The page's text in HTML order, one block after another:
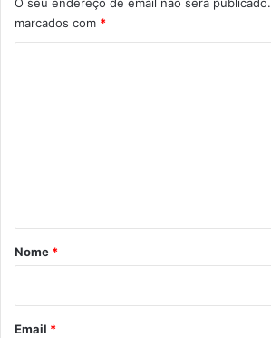
O seu endereço de email não será publicado.
marcados com *
r
*
Nome *
Email *